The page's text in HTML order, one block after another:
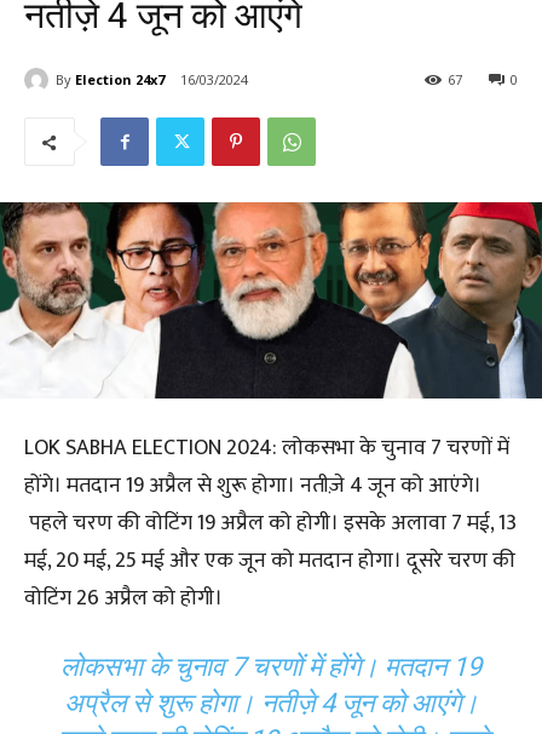
नतीज़े 4 जून को आएंगे
By Election 24x7 16/03/2024 0
67
LOK SABHA ELECTION 2024: लोकसभा के चुनाव 7 चरणों में
होंगे। मतदान 19 अप्रैल से शुरू होगा। नतीज़े 4 जून को आएंगे।
पहले चरण की वोटिंग 19 अप्रैल को होगी। इसके अलावा 7 मई, 13
मई, 20 मई, 25 मई और एक जून को मतदान होगा। दूसरे चरण की
वोटिंग 26 अप्रैल को होगी।
लोकसभा के चुनाव 7 चरणों में होंगे। मतदान 19
अप्रैल से शुरू होगा। नतीज़े 4 जून को आएंगे।